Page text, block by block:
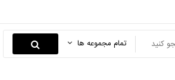
تمام مجموعه ها